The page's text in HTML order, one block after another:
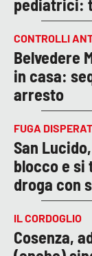
pediatrici:
CONTROLLI
Belvedere
in casa:
arresto
FUGA
San
blocco e si
droga con
IL CORDOGLIO
Cosenza,